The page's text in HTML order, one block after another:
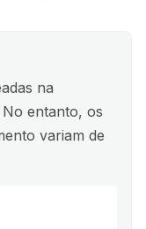
na
entanto, os
variam de